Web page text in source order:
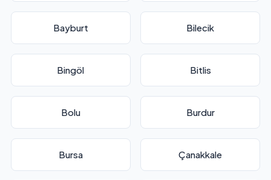
Bayburt Bilecik
Bingöl Bitlis
Bolu Burdur
Bursa Çanakkale